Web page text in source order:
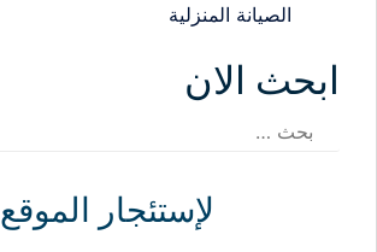
الصيانة المنزلية
ابحث الان
البحث
لإستئجار الموقع